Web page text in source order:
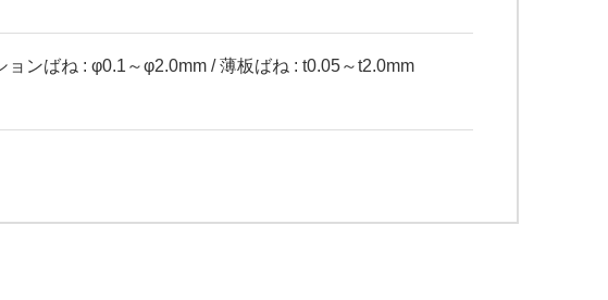
ンばね : φ0.1～φ2.0mm / 薄板ばね : t0.05～t2.0mm